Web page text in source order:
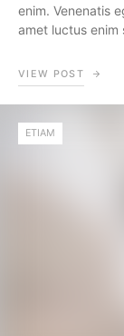
enim. Venenatis
amet luctus enim
VIEW POST
ETIAM